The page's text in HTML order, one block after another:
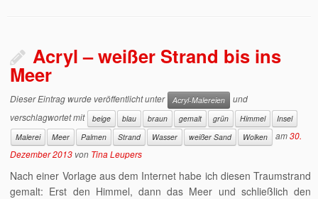
Acryl – weißer Strand bis ins
Meer
Dieser Eintrag wurde veröffentlicht unter Acryl-Malereien
und
verschlagwortet mit
beige blau braun gemalt grün Himmel
Insel
Malerei
Meer Palmen Strand Wasser weißer Sand Wolken am30.
Dezember 2013 von Tina Leupers
Nach einer Vorlage aus dem Internet habe ich diesen Traumstrand
gemalt: Erst den Himmel, dann das Meer und schließlich den